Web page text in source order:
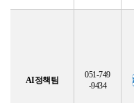
BIPA소개
AI정책팀
051-749
-9434